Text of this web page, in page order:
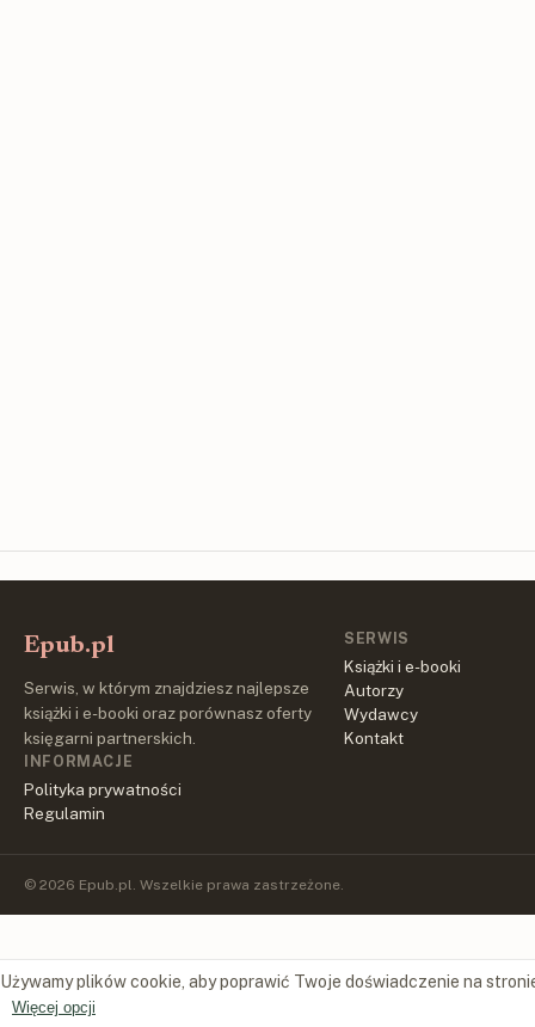
Epub.pl
Serwis, w którym znajdziesz najlepsze
książki i e-booki oraz porównasz oferty
księgarni partnerskich.
SERWIS
Książki i e-booki
Autorzy
Wydawcy
Kontakt
INFORMACJE
Polityka prywatności
Regulamin
© 2026 Epub.pl. Wszelkie prawa zastrzeżone.
Używamy plików cookie, aby poprawić Twoje doświadczenie na
Więcej opcji